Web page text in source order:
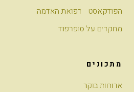
הפודקאסט - רפואת האדמה
מחקרים על סופרפוד
מתכונים
ארוחות בוקר